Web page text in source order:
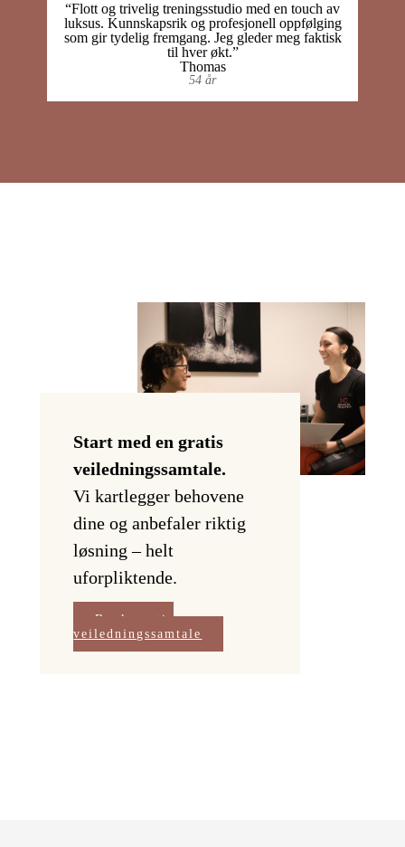
“Flott og trivelig treningsstudio med en touch av
luksus. Kunnskapsrik og profesjonell oppfølging
som gir tydelig fremgang. Jeg gleder meg faktisk
til hver økt.”
Thomas
54 år
Start med en gratis
veiledningssamtale.
Vi kartlegger behovene
dine og anbefaler riktig
løsning – helt
uforpliktende.
Book gratis
veiledningssamtale